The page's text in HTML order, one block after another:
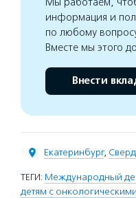
информация и
по любому
Вместе мы этого
Внести
Екатеринбург,
ТЕГИ: Международный
детям с